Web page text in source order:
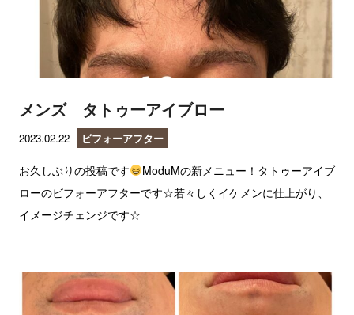
メンズ タトゥーアイブロー
2023.02.22 ビフォーアフター
お久しぶりの投稿です
ModuMの新メニュー！タトゥーアイブ
ローのビフォーアフターです☆若々しくイケメンに仕上がり、
イメージチェンジです☆